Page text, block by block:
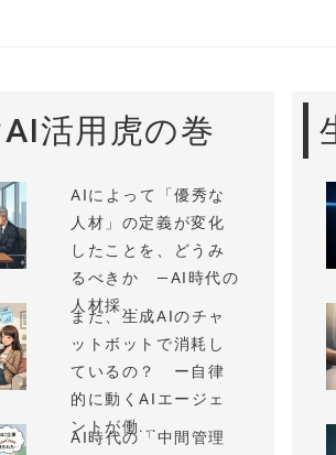
活用虎の巻
AIによって「優秀な
人材」の定義が変化
したことを、どうみ
るべきか —AI時代の
人材採...
まだ、生成AIのチャ
ットボットで消耗し
ているの？ ー自律
的に動くAIエージェ
ントが働...
AI時代の「中間管理